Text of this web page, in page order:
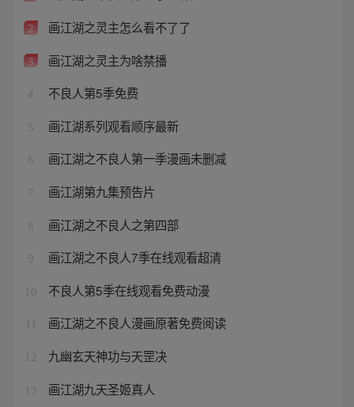
2 画江湖之灵主怎么看不了了
3 画江湖之灵主为啥禁播
4 不良人第5季免费
5 画江湖系列观看顺序最新
6 画江湖之不良人第一季漫画未删减
7 画江湖第九集预告片
8 画江湖之不良人之第四部
9 画江湖之不良人7季在线观看超清
10 不良人第5季在线观看免费动漫
画江湖之不良人漫画原著免费阅读
12 九幽玄天神功与天罡决
13 画江湖九天圣姬真人